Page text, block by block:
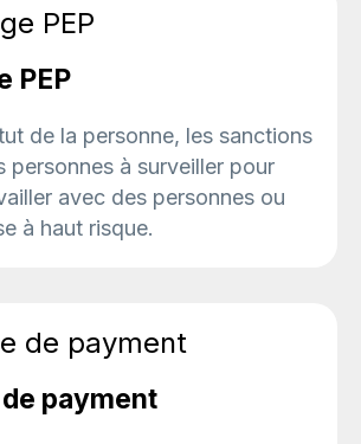
PEP
de la personne, les sanctions
personnes à surveiller pour
avec des personnes ou
à haut risque.
payment